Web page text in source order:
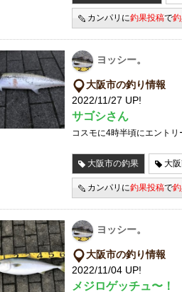
カンパリに釣果投稿で
ヨッシー。
大阪市の釣り情報
2022/11/27 UP!
サゴシさん
コスモに4時半頃にエント
大阪市の釣果 大
カンパリに釣果投稿で
ヨッシー。
大阪市の釣り情報
2022/11/04 UP!
メジロゲッチュ〜！